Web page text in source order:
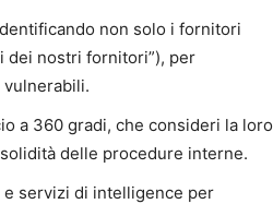
non solo i fornitori
dei nostri fornitori”), per
a 360 gradi, che consideri la loro
delle procedure interne.
servizi di intelligence per